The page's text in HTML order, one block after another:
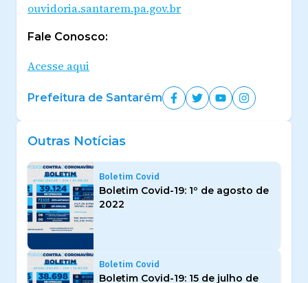
ouvidoria.santarem.pa.gov.br
Fale Conosco:
Acesse aqui
Prefeitura de Santarém
Outras Notícias
Boletim Covid
Boletim Covid-19: 1º de agosto de
2022
Boletim Covid
Boletim Covid-19: 15 de julho de